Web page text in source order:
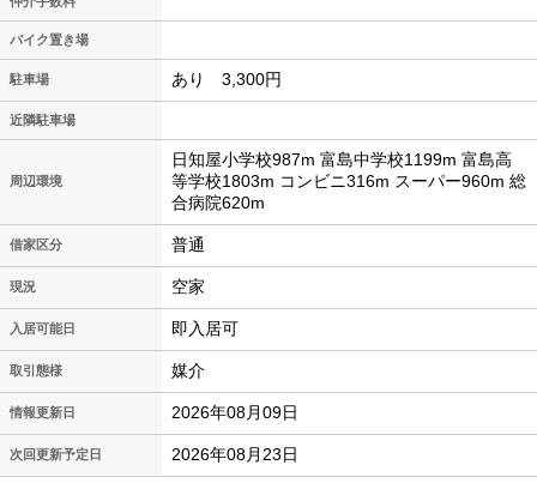
バイク置き場
駐車場 あり 3,300円
近隣駐車場
周辺環境
日知屋小学校987m 富島中学校1199m 富島高
等学校1803m コンビニ316m スーパー960m 総
合病院620m
借家区分 普通
現況 空家
入居可能日 即入居可
取引態様 媒介
情報更新日 2026年08月09日
次回更新予定日 2026年08月23日